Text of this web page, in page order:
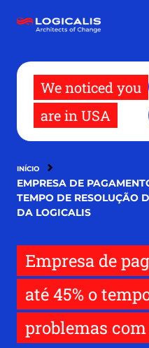
para
We noticed you
are in USA
INÍCIO
EMPRESA DE
TEMPO DE RESOLUÇÃO
DA LOGICALIS
Empresa de
até 45% o
problemas